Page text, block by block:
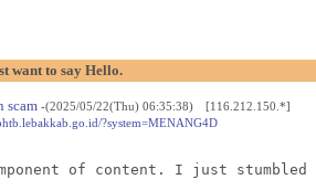
want to say Hello.
scam -(2025/05/22(Thu) 06:35:38) [116.212.150.*]
?system=MENANG4D
of content. I just